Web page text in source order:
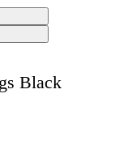
Black